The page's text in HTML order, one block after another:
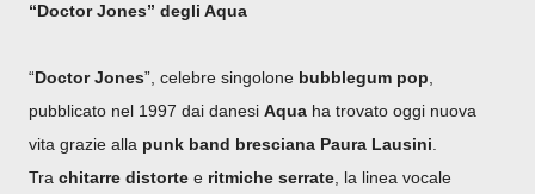
“Doctor Jones” degli Aqua
“Doctor Jones”, celebre singolone bubblegum pop
pubblicato nel 1997 dai danesi Aqua ha trovato oggi nuova
vita grazie alla punk band bresciana Paura Lausini
Tra chitarre distorte e ritmiche serrate , la linea vocale